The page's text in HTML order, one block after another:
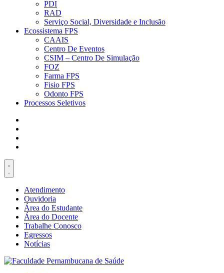
PDI
RAD
Serviço Social, Diversidade e Inclusão
Ecossistema FPS
CAAIS
Centro De Eventos
CSIM – Centro De Simulação
FOZ
Farma FPS
Fisio FPS
Odonto FPS
Processos Seletivos
Atendimento
Ouvidoria
Área do Estudante
Área do Docente
Trabalhe Conosco
Egressos
Notícias